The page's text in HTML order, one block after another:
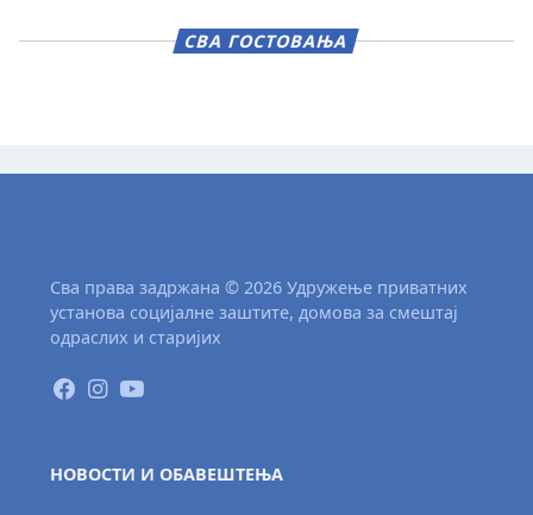
СВА ГОСТОВАЊА
Сва права задржана © 2026 Удружење приватних
установа социјалне заштите, домова за смештај
одраслих и старијих
НОВОСТИ И ОБАВЕШТЕЊА